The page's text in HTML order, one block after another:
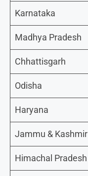
Karnataka
Madhya Pradesh
Chhattisgarh
Odisha
Haryana
Jammu & Kashmir
Himachal Pradesh